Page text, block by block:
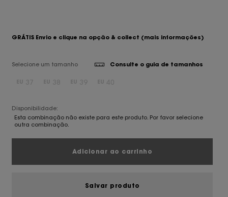
GRÁTIS Envio e clique na opção & collect (mais informações)
Selecione um tamanho Consulte o guia de tamanhos
Disponibilidade:
Esta combinação não existe para este produto. Por favor selecione
outra combinação.
Adicionar ao carrinho
Salvar produto